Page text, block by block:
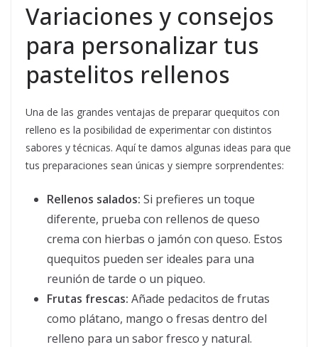
Variaciones y consejos
para personalizar tus
pastelitos rellenos
Una de las grandes ventajas de preparar quequitos con
relleno es la posibilidad de experimentar con distintos
sabores y técnicas. Aquí te damos algunas ideas para que
tus preparaciones sean únicas y siempre sorprendentes:
Rellenos salados: Si prefieres un toque
diferente, prueba con rellenos de queso
crema con hierbas o jamón con queso. Estos
quequitos pueden ser ideales para una
reunión de tarde o un piqueo.
Frutas frescas: Añade pedacitos de frutas
como plátano, mango o fresas dentro del
relleno para un sabor fresco y natural.